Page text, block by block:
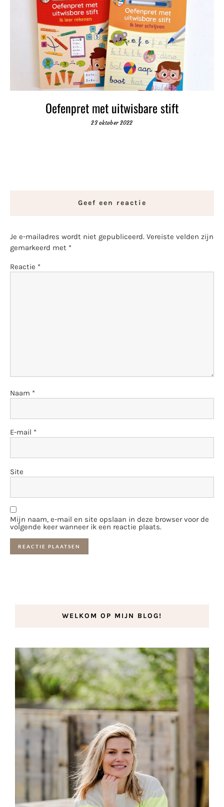
Oefenpret met uitwisbare stift
23 oktober 2022
Geef een reactie
Je e-mailadres wordt niet gepubliceerd. Vereiste velden zijn
gemarkeerd met *
Reactie *
Naam *
E-mail *
Site
Mijn naam, e-mail en site opslaan in deze browser voor de
volgende keer wanneer ik een reactie plaats.
WELKOM OP MIJN BLOG!